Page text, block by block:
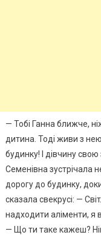
— Тобі Ганна ближче,
дитина. Тоді живи з
будинку! І дівчину
Семенівна зустрічала
дорогу до будинку,
сказала свекрусі: —
надходити аліменти, я
— Що ти таке кажеш?